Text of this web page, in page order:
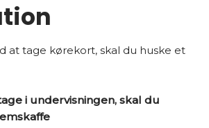
at tage kørekort, skal du huske et
i undervisningen, skal du